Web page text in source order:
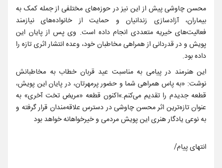
محسن چاوشی پیش از این نیز در حوزه‌های مختلفی از جمله کمک به
بیماران، آزادسازی زندانیان و حمایت از خانواده‌های نیازمند
فعالیت‌های خیریه متعددی انجام داده است. وی پس از پایان این
پویش و در قدردانی از همراهی مخاطبان خود، وعده انتشار اثری تازه را
داده بود.
این هنرمند در پیامی به مناسبت عید قربان خطاب به مخاطبانش
نوشت: «به پاس همراهی شما و حضور پرمهرتان، در پایان این پویش،
قطعه جدیدم را تقدیم می‌کنم.»اکنون قطعه «مریض تخت آخری» به
عنوان تازه‌ترین اثر محسن چاوشی در دسترس علاقه‌مندان قرار گرفته و
به نوعی یادگار هنری این پویش مردمی و خیرخواهانه خواهد بود
انتهای پیام/